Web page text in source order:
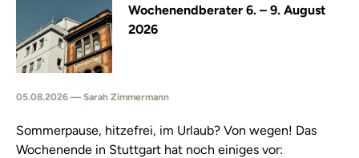
Wochenendberater 6. – 9. August
2026
05.08.2026 — Sarah Zimmermann
Sommerpause, hitzefrei, im Urlaub? Von wegen! Das
Wochenende in Stuttgart hat noch einiges vor: